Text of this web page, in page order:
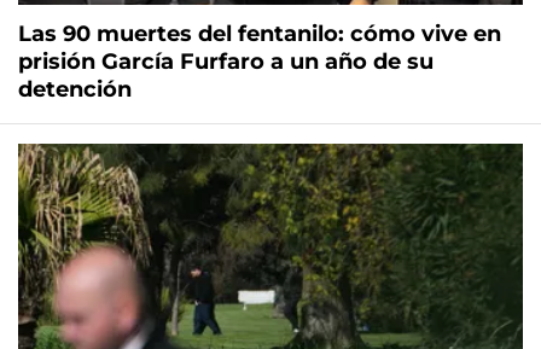
Las 90 muertes del fentanilo: cómo vive en
prisión García Furfaro a un año de su
detención